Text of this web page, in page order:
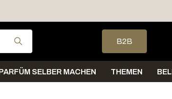
> 60 Euro in Deutschland Versand
Verwende die Pfeile nach oben und
B2B
SELBER MACHEN THEMEN